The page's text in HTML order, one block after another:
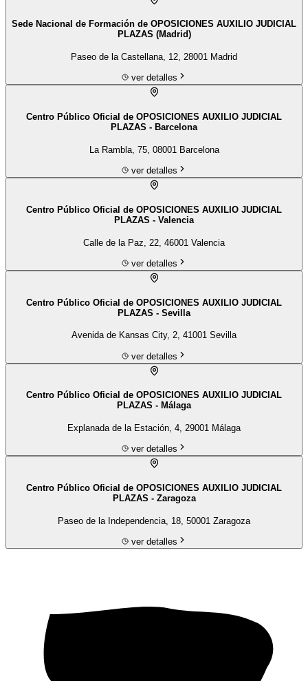
Sede Nacional de Formación de OPOSICIONES AUXILIO JUDICIAL
PLAZAS (Madrid)
Paseo de la Castellana, 12, 28001 Madrid
ver detalles
Centro Público Oficial de OPOSICIONES AUXILIO JUDICIAL
PLAZAS - Barcelona
La Rambla, 75, 08001 Barcelona
ver detalles
Centro Público Oficial de OPOSICIONES AUXILIO JUDICIAL
PLAZAS - Valencia
Calle de la Paz, 22, 46001 Valencia
ver detalles
Centro Público Oficial de OPOSICIONES AUXILIO JUDICIAL
PLAZAS - Sevilla
Avenida de Kansas City, 2, 41001 Sevilla
ver detalles
Centro Público Oficial de OPOSICIONES AUXILIO JUDICIAL
PLAZAS - Málaga
Explanada de la Estación, 4, 29001 Málaga
ver detalles
Centro Público Oficial de OPOSICIONES AUXILIO JUDICIAL
PLAZAS - Zaragoza
Paseo de la Independencia, 18, 50001 Zaragoza
ver detalles